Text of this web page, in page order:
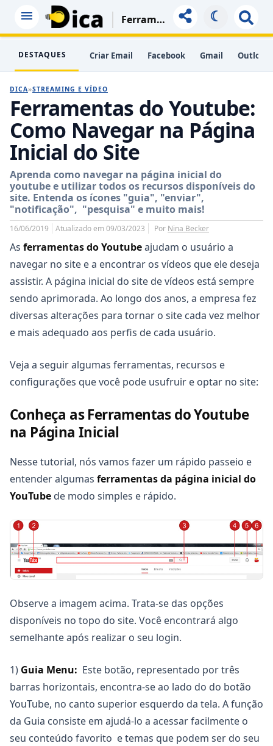
Ferramentas Do Youtube: Como Navegar Na Página Inicial Do Site ☾
DESTAQUES Criar Email Facebook Gmail Outlook
DICA»STREAMING E VÍDEO
Ferramentas do Youtube:
Como Navegar na Página
Inicial do Site
Aprenda como navegar na página inicial do
youtube e utilizar todos os recursos disponíveis do
site. Entenda os ícones "guia", "enviar",
"notificação", "pesquisa" e muito mais!
16/06/2019 Atualizado em 09/03/2023 Por Nina Becker
As ferramentas do Youtubeajudam o usuário a
navegar no site e a encontrar os vídeos que ele deseja
assistir. A página inicial do site de vídeos está sempre
sendo aprimorada. Ao longo dos anos, a empresa fez
diversas alterações para tornar o site cada vez melhor
e mais adequado aos perfis de cada usuário.
Veja a seguir algumas ferramentas, recursos e
configurações que você pode usufruir e optar no site:
Conheça as Ferramentas do Youtube
na Página Inicial
Nesse tutorial, nós vamos fazer um rápido passeio e
entender algumas ferramentas da página inicial do
YouTube de modo simples e rápido.
Observe a imagem acima. Trata-se das opções
disponíveis no topo do site. Você encontrará algo
semelhante após realizar o seu login.
1) Guia Menu: Este botão, representado por três
barras horizontais, encontra-se ao lado do do botão
YouTube, no canto superior esquerdo da tela. A função
da Guia consiste em ajudá-lo a acessar facilmente o
seu conteúdo favorito e temas que podem ser do seu
Copiar